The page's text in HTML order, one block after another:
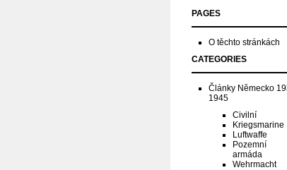
PAGES
O těchto stránkách
CATEGORIES
Články Německo
1945
Civilní
Kriegsmarine
Luftwaffe
Pozemní
armáda
Wehrmacht